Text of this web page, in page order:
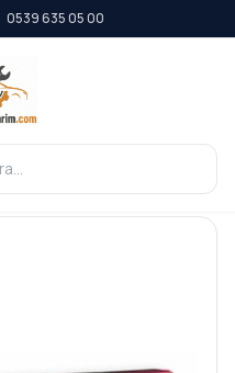
0539 635 05 00